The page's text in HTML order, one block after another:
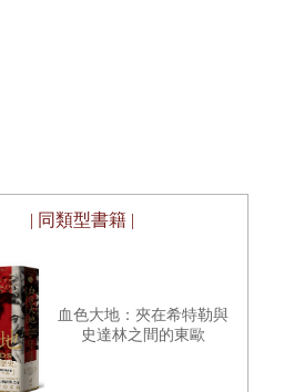
| 同類型書籍 |
血色大地：夾在希特勒與
史達林之間的東歐